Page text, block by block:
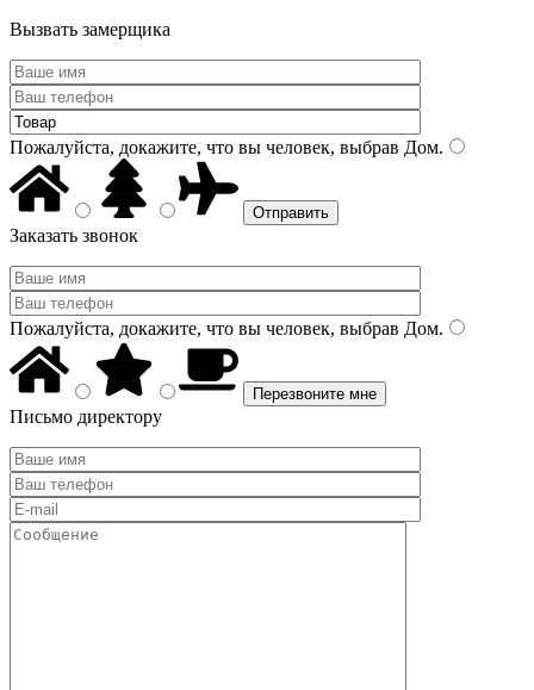
Вызвать замерщика
Пожалуйста, докажите, что вы человек, выбрав Дом.
Заказать звонок
Пожалуйста, докажите, что вы человек, выбрав Дом.
Письмо директору